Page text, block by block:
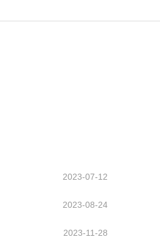
2023-07-12
2023-08-24
2023-11-28